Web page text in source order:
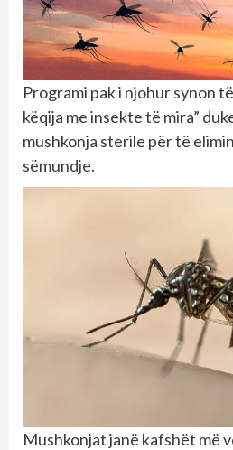
Programi pak i njohur synon
këqija me insekte të mira”
mushkonja sterile për të
sëmundje.
Mushkonjat janë kafshët më